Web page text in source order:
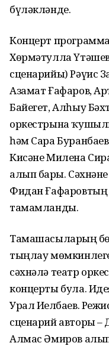
бүләкләнде.
Концерт
Хөрмәтулла
сценарийы) Рәүис
Азамат Ғафаров,
Байегет, Алһыу
оркестрына
һәм Сара
Кисәне Милена
алып барҙы.
Фидан Ғафаровтың
тамамланды.
Тамашасыларҙың
тыңлау мөмкинлеге
сәхнәлә театр
концерты була.
Урал Иҙелбаев.
сценарий авторы
Алмас Әмиров алып